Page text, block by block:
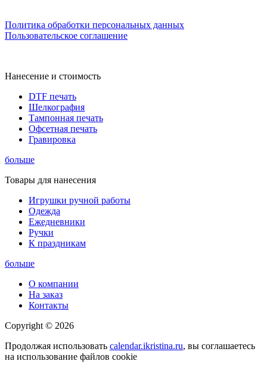
Политика обработки персональных данных
Пользовательское соглашение
Нанесение и стоимость
DTF печать
Шелкография
Тампонная печать
Офсетная печать
Гравировка
больше
Товары для нанесения
Игрушки ручной работы
Одежда
Ежедневники
Ручки
К праздникам
больше
О компании
На заказ
Контакты
Copyright © 2026
Продолжая использовать calendar.ikristina.ru, вы соглашаетесь
на использование файлов cookie